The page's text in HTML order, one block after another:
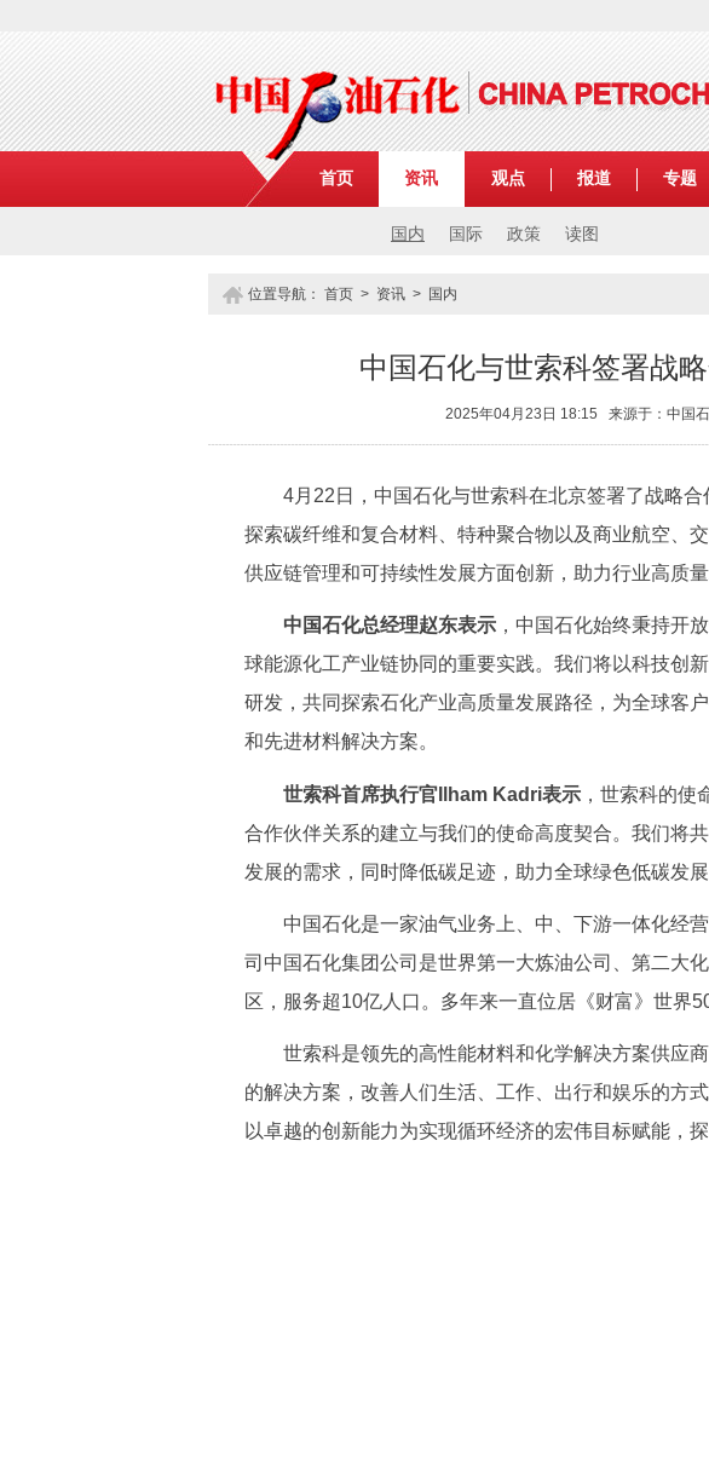
首页 资讯
国内 国际 政策 读图
观点 报道 专题
位置导航： 首页 > 资讯 > 国内
中国石化与世索科签署战
2025年04月23日 18:15 来源于：中国
4月22日，中国石化与世索科在北京签署了战略合
探索碳纤维和复合材料、特种聚合物以及商业航空、
供应链管理和可持续性发展方面创新，助力行业高质量
中国石化总经理赵东表示 ，中国石化始终秉持开
球能源化工产业链协同的重要实践。我们将以科技创
研发，共同探索石化产业高质量发展路径，为全球客
和先进材料解决方案。
世索科首席执行官Ilham Kadri表示 ，世索科的使
合作伙伴关系的建立与我们的使命高度契合。我们将
发展的需求，同时降低碳足迹，助力全球绿色低碳发展
中国石化是一家油气业务上、中、下游一体化经营
司中国石化集团公司是世界第一大炼油公司、第二大
区，服务超10亿人口。多年来一直位居《财富》世界
世索科是领先的高性能材料和化学解决方案供应商
的解决方案，改善人们生活、工作、出行和娱乐的方
以卓越的创新能力为实现循环经济的宏伟目标赋能，